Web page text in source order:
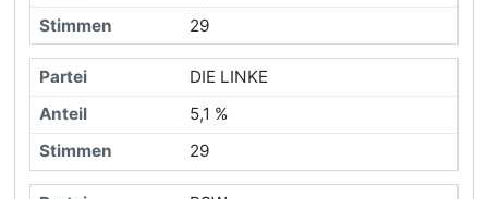
29
DIE LINKE
5,1 %
29